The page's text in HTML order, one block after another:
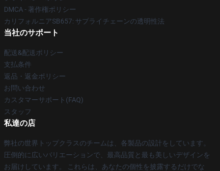
DMCA - 著作権ポリシー
カリフォルニアSB657: サプライチェーンの透明性法
当社のサポート
配送&配送ポリシー
支払条件
返品・返金ポリシー
お問い合わせ
カスタマーサポート(FAQ)
スタッフ
私達の店
弊社の世界トップクラスのチームは、各製品の設計をしています。
圧倒的に広いバリエーションで、最高品質と最も美しいデザインを
お届けしています。 これらは、あなたの個性を披露するだけでな